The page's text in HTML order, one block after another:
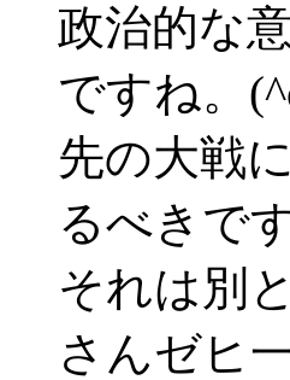
政治的な
ですね。
先の大戦
るべきで
それは別
さんゼヒ